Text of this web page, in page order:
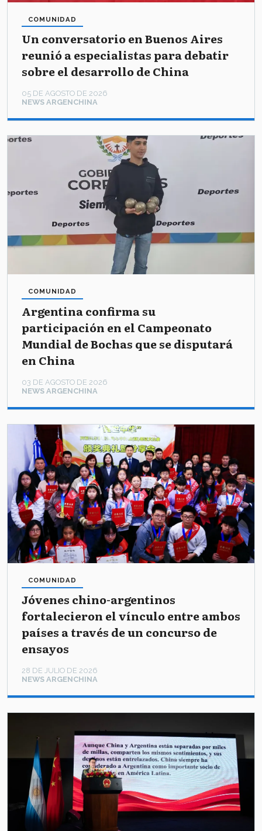
Un conversatorio en Buenos Aires
reunió a especialistas para debatir
sobre el desarrollo de China
NEWS ARGENCHINA
COMUNIDAD
05 DE AGOSTO DE 2026
Argentina confirma su
participación en el Campeonato
Mundial de Bochas que se disputará
en China
NEWS ARGENCHINA
COMUNIDAD
03 DE AGOSTO DE 2026
Jóvenes chino-argentinos
fortalecieron el vínculo entre ambos
países a través de un concurso de
ensayos
NEWS ARGENCHINA
COMUNIDAD
28 DE JULIO DE 2026